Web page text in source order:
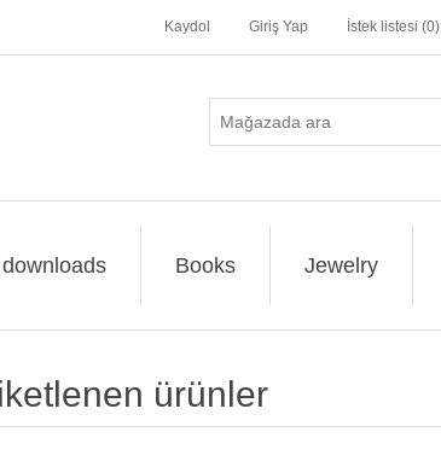
Kaydol Giriş Yap İstek listesi (0)
Books Jewelry
ürünler